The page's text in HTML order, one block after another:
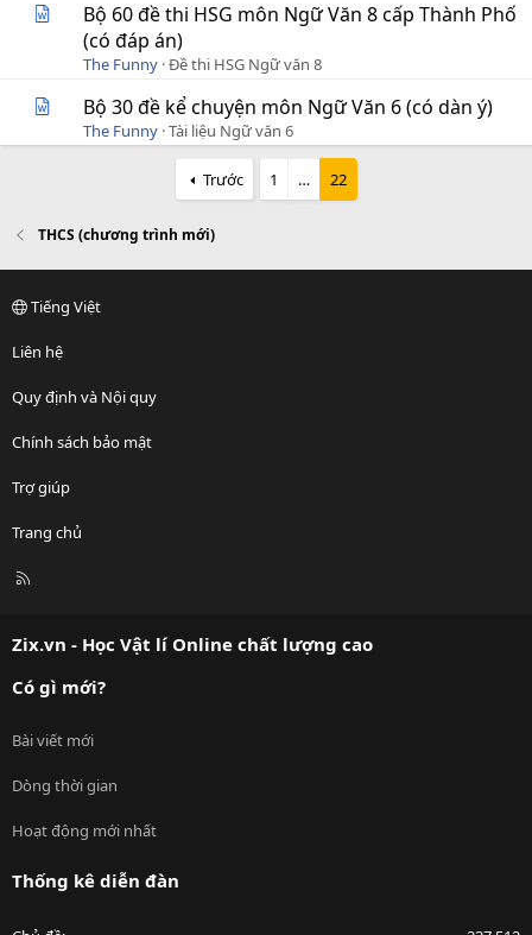
Bộ 60 đề thi HSG môn Ngữ Văn 8 cấp Thành Phố
(có đáp án)
The Funny Đề thi HSG Ngữ văn 8
Bộ 30 đề kể chuyện môn Ngữ Văn 6 (có dàn ý)
The Funny Tài liệu Ngữ văn 6
Trước 1 … 22
THCS (chương trình mới)
Tiếng Việt
Liên hệ
Quy định và Nội quy
Chính sách bảo mật
Trợ giúp
Trang chủ
R
Zix.vn - Học Vật lí Online chất lượng cao
Có gì mới?
Bài viết mới
Dòng thời gian
Hoạt động mới nhất
Thống kê diễn đàn